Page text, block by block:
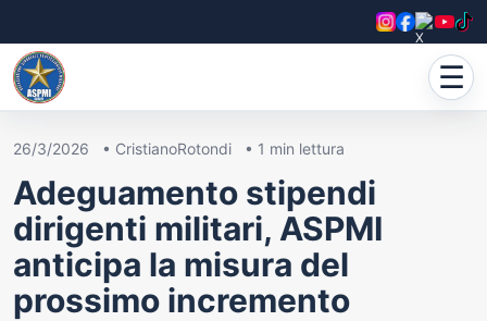
☰
26/3/2026 • CristianoRotondi • 1 min lettura
Adeguamento stipendi
dirigenti militari, ASPMI
anticipa la misura del
prossimo incremento